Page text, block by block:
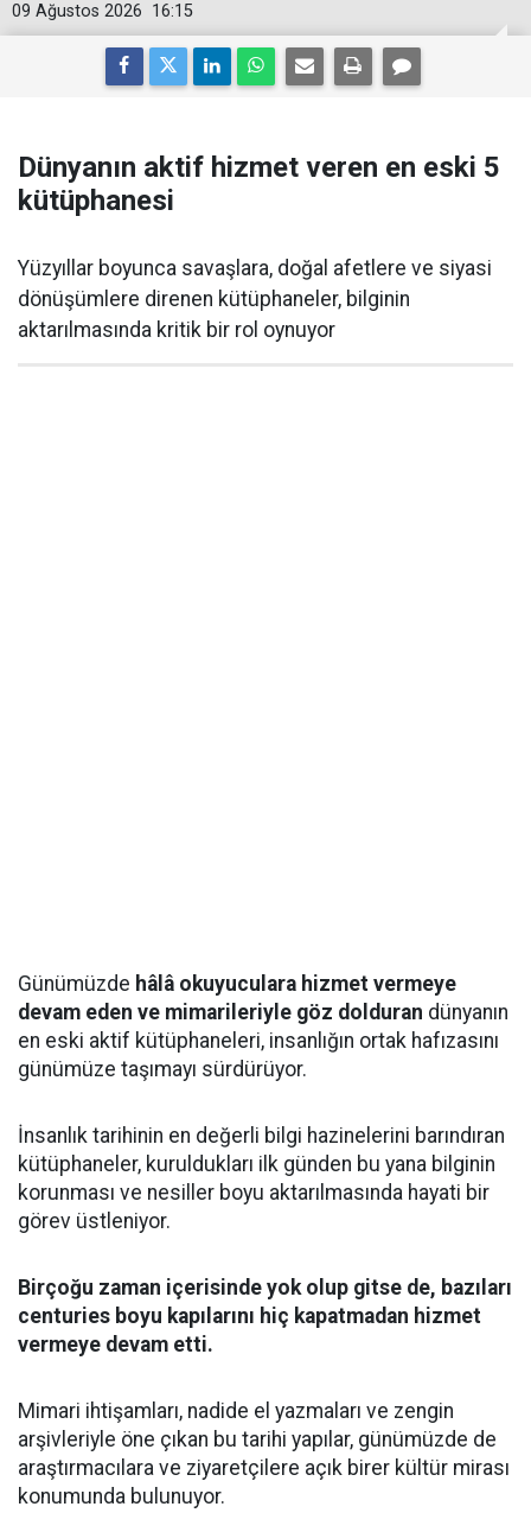
16:15
09 Ağustos 2026
Dünyanın aktif hizmet veren en eski 5
kütüphanesi
Yüzyıllar boyunca savaşlara, doğal afetlere ve siyasi
dönüşümlere direnen kütüphaneler, bilginin
aktarılmasında kritik bir rol oynuyor
Günümüzde hâlâ okuyuculara hizmet vermeye
devam eden ve mimarileriyle göz dolduran dünyanın
en eski aktif kütüphaneleri, insanlığın ortak hafızasını
günümüze taşımayı sürdürüyor.
İnsanlık tarihinin en değerli bilgi hazinelerini barındıran
kütüphaneler, kuruldukları ilk günden bu yana bilginin
korunması ve nesiller boyu aktarılmasında hayati bir
görev üstleniyor.
Birçoğu zaman içerisinde yok olup gitse de, bazıları
centuries boyu kapılarını hiç kapatmadan hizmet
vermeye devam etti.
Mimari ihtişamları, nadide el yazmaları ve zengin
arşivleriyle öne çıkan bu tarihi yapılar, günümüzde de
araştırmacılara ve ziyaretçilere açık birer kültür mirası
konumunda bulunuyor.